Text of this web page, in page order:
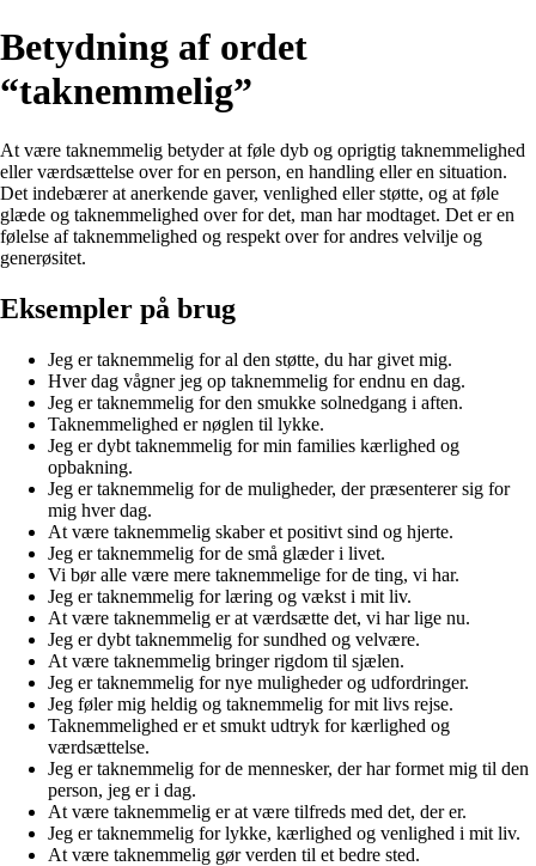
Betydning af ordet
“taknemmelig”
At være taknemmelig betyder at føle dyb og oprigtig taknemmelighed
eller værdsættelse over for en person, en handling eller en situation.
Det indebærer at anerkende gaver, venlighed eller støtte, og at føle
glæde og taknemmelighed over for det, man har modtaget. Det er en
følelse af taknemmelighed og respekt over for andres velvilje og
generøsitet.
Eksempler på brug
Jeg er taknemmelig for al den støtte, du har givet mig.
Hver dag vågner jeg op taknemmelig for endnu en dag.
Jeg er taknemmelig for den smukke solnedgang i aften.
Taknemmelighed er nøglen til lykke.
Jeg er dybt taknemmelig for min families kærlighed og
opbakning.
Jeg er taknemmelig for de muligheder, der præsenterer sig for
mig hver dag.
At være taknemmelig skaber et positivt sind og hjerte.
Jeg er taknemmelig for de små glæder i livet.
Vi bør alle være mere taknemmelige for de ting, vi har.
Jeg er taknemmelig for læring og vækst i mit liv.
At være taknemmelig er at værdsætte det, vi har lige nu.
Jeg er dybt taknemmelig for sundhed og velvære.
At være taknemmelig bringer rigdom til sjælen.
Jeg er taknemmelig for nye muligheder og udfordringer.
Jeg føler mig heldig og taknemmelig for mit livs rejse.
Taknemmelighed er et smukt udtryk for kærlighed og
værdsættelse.
Jeg er taknemmelig for de mennesker, der har formet mig til den
person, jeg er i dag.
At være taknemmelig er at være tilfreds med det, der er.
Jeg er taknemmelig for lykke, kærlighed og venlighed i mit liv.
At være taknemmelig gør verden til et bedre sted.